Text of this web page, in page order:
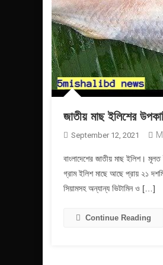
জাতীয় মাছ ইলিশের
September 12, 2021
বাংলাদেশের জাতীয় মাছ ইলিশ।
গ্রাম ইলিশ মাছে আছে প্রায় ২১
সিয়ামসহ অন্যান্য ভিটামিন ও […]
Continue Reading